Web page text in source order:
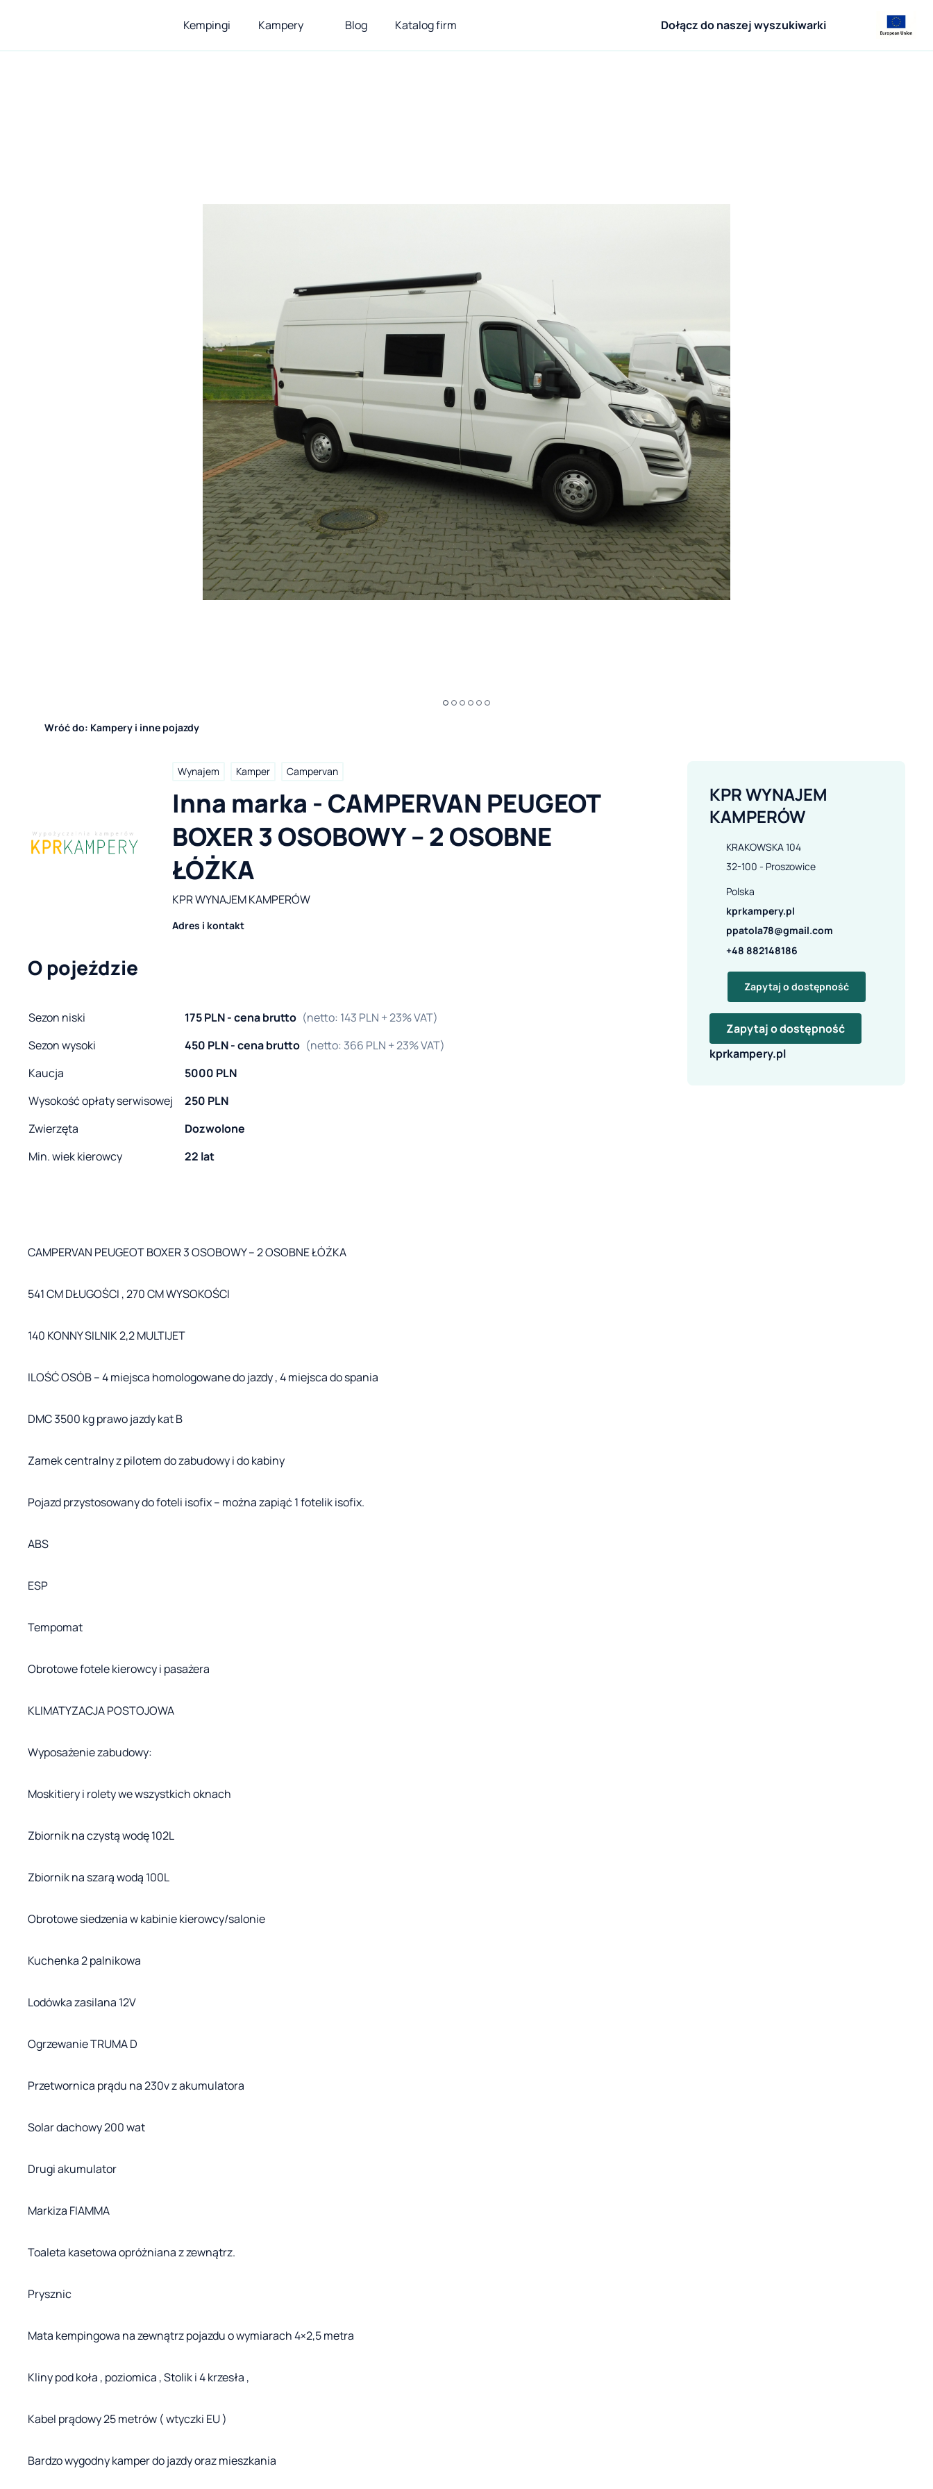
Kempingi Kampery Blog Katalog firm Dołącz do naszej wyszukiwarki
Wróć do: Kampery i inne pojazdy
Wynajem Kamper Campervan
Inna marka - CAMPERVAN PEUGEOT
BOXER 3 OSOBOWY – 2 OSOBNE
ŁÓŻKA
KPR WYNAJEM KAMPERÓW
Adres i kontakt
O pojeździe
Sezon niski 175 PLN - cena brutto (netto: 143 PLN + 23% VAT)
Sezon wysoki
450 PLN - cena brutto (netto: 366 PLN + 23% VAT)
Kaucja
5000 PLN
Wysokość opłaty serwisowej
250 PLN
Zwierzęta
Dozwolone
Min. wiek kierowcy
22 lat
CAMPERVAN PEUGEOT BOXER 3 OSOBOWY – 2 OSOBNE ŁÓŻKA
541 CM DŁUGOŚCI , 270 CM WYSOKOŚCI
140 KONNY SILNIK 2,2 MULTIJET
ILOŚĆ OSÓB – 4 miejsca homologowane do jazdy , 4 miejsca do spania
DMC 3500 kg prawo jazdy kat B
Zamek centralny z pilotem do zabudowy i do kabiny
Pojazd przystosowany do foteli isofix – można zapiąć 1 fotelik isofix.
ABS
ESP
Tempomat
Obrotowe fotele kierowcy i pasażera
KLIMATYZACJA POSTOJOWA
Wyposażenie zabudowy:
Moskitiery i rolety we wszystkich oknach
Zbiornik na czystą wodę 102L
Zbiornik na szarą wodą 100L
Obrotowe siedzenia w kabinie kierowcy/salonie
Kuchenka 2 palnikowa
Lodówka zasilana 12V
Ogrzewanie TRUMA D
Przetwornica prądu na 230v z akumulatora
Solar dachowy 200 wat
Drugi akumulator
Markiza FIAMMA
Toaleta kasetowa opróżniana z zewnątrz.
Prysznic
Mata kempingowa na zewnątrz pojazdu o wymiarach 4×2,5 metra
Kliny pod koła , poziomica , Stolik i 4 krzesła ,
Kabel prądowy 25 metrów ( wtyczki EU )
Bardzo wygodny kamper do jazdy oraz mieszkania
KPR WYNAJEM
KAMPERÓW
KRAKOWSKA 104
32-100 - Proszowice
Polska
kprkampery.pl
ppatola78@gmail.com
+48 882148186
Zapytaj o dostępność
Zapytaj o dostępność
kprkampery.pl